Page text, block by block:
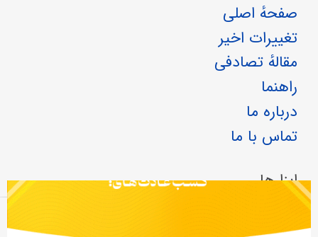
صفحهٔ اصلی
تغییرات اخیر
مقالهٔ تصادفی
راهنما
درباره ما
تماس با ما
ابزارها